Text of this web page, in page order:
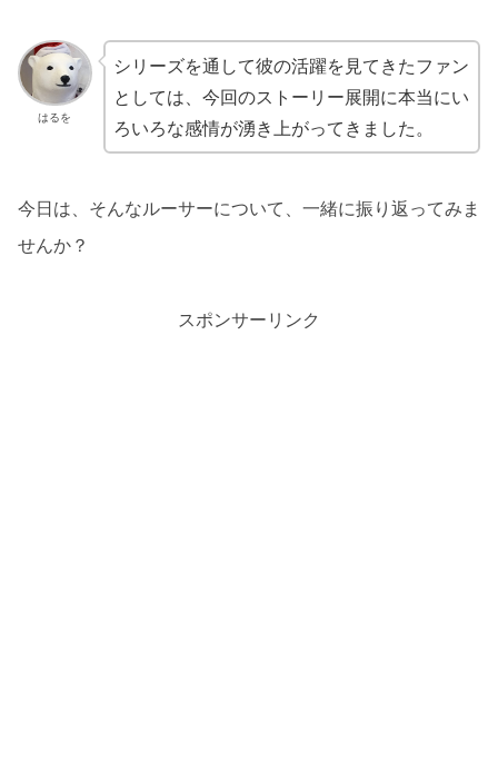
はるを
シリーズを通して彼の活躍を見てきたファン
としては、今回のストーリー展開に本当にい
ろいろな感情が湧き上がってきました。
今日は、そんなルーサーについて、一緒に振り返ってみま
せんか？
スポンサーリンク